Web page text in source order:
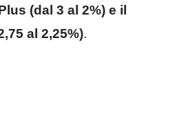
(dal 3 al 2%) e il
al 2,25%).